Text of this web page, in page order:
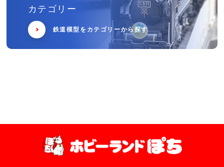
カテゴリー
鉄道模型をカテゴリーから探す